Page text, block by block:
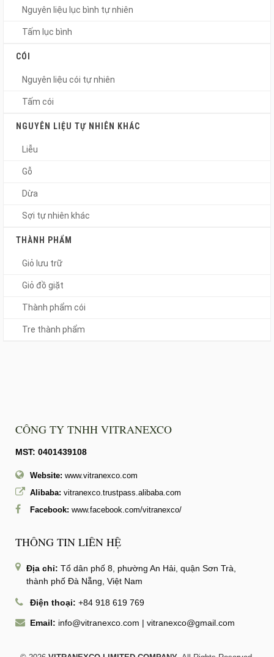
Nguyên liệu lục bình tự nhiên
Tấm lục bình
CÓI
Nguyên liệu cói tự nhiên
Tấm cói
NGUYÊN LIỆU TỰ NHIÊN KHÁC
Liễu
Gỗ
Dừa
Sợi tự nhiên khác
THÀNH PHẨM
Giỏ lưu trữ
Giỏ đồ giặt
Thành phẩm cói
Tre thành phẩm
CÔNG TY TNHH VITRANEXCO
MST: 0401439108
Website: www.vitranexco.com
Alibaba: vitranexco.trustpass.alibaba.com
Facebook: www.facebook.com/vitranexco/
THÔNG TIN LIÊN HỆ
Địa chỉ: Tổ dân phố 8, phường An Hải, quận Sơn Trà,
thành phố Đà Nẵng, Việt Nam
Điện thoại: +84 918 619 769
Email: info@vitranexco.com | vitranexco@gmail.com